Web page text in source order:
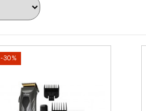
-30%